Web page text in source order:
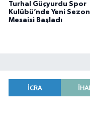
Turhal Güçyurdu Spor
Kulübü’nde Yeni Sezon
Mesaisi Başladı